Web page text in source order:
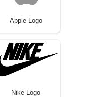
Apple Logo
Nike Logo